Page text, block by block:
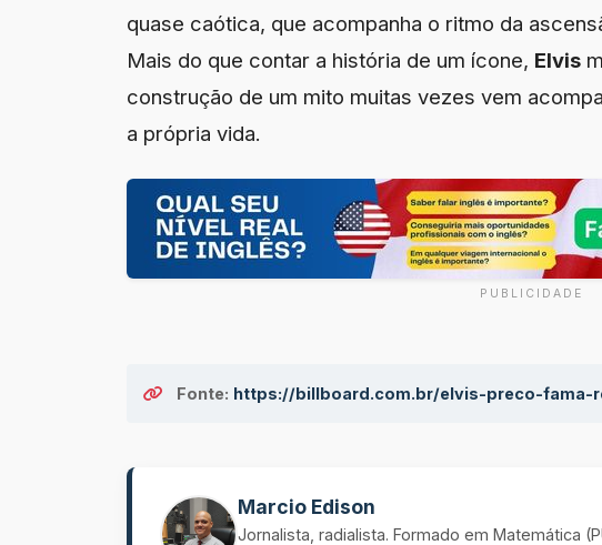
quase caótica, que acompanha o ritmo da
Mais do que contar a história de um ícone, Elvis
construção de um mito muitas vezes vem
a própria vida.
PUBLICIDADE
Fonte: https://billboard.com.br/elvis-preco-fama-
Marcio Edison
Jornalista, radialista. Formado em Matemática